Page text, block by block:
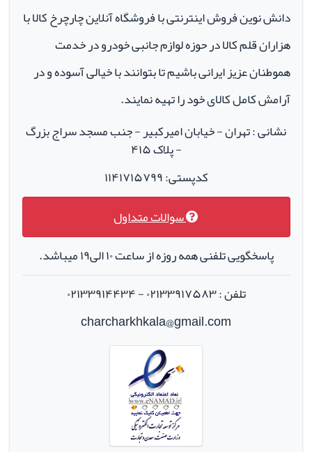
دانش نوین فروش اینترنتی با فروشگاه آنلاین چارچرخ کالا با
هزاران قلم کالا در حوزه لوازم جانبی خودرو در خدمت
هموطنان عزیز ایرانی باشیم تا بتوانند با خیالی آسوده و در
آرامش کامل کالای خود را تهیه نمایند.
نشانی : تهران - خیابان امیرکبیر - جنب مسجد سراج بزرگ
- پلاک ۴۱۵
کدپستی: ۱۱۴۱۷۱۵۷۹۹
سوالات متداول
پاسخگویی تلفنی همه روزه از ساعت ۱۰ الی۱۹ میباشد.
تلفن : ۰۲۱۳۳۹۱۷۵۸۳ - ۰۲۱۳۳۹۱۴۴۳۴
charcharkhkala@gmail.com